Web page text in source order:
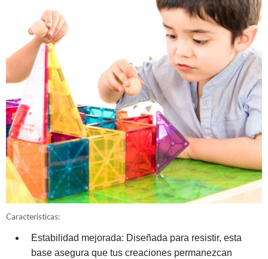
Características:
Estabilidad mejorada: Diseñada para resistir, esta
base asegura que tus creaciones permanezcan